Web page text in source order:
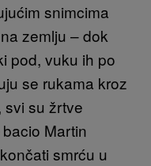
snimcima
zemlju – dok
pod, vuku ih po
se rukama kroz
svi su žrtve
Martin
smrću u